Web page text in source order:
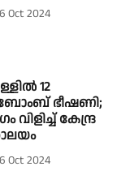
Oct 2024
12
ഭീഷണി;
കേന്ദ്ര
Oct 2024